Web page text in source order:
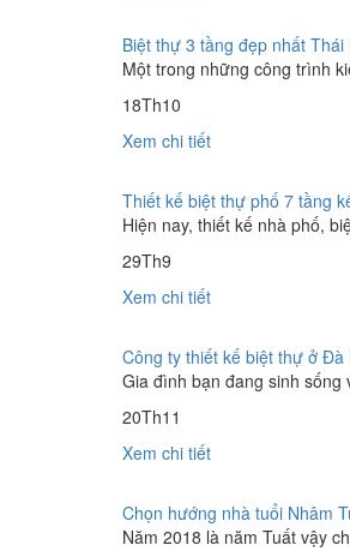
Biệt thự 3 tầng đẹp nhất
Một trong những công trình
18Th10
Xem chi tiết
Thiết kế biệt thự phố 7 tầng
Hiện nay, thiết kế nhà phố,
29Th9
Xem chi tiết
Công ty thiết kế biệt thự ở Đà
Gia đình bạn đang sinh
20Th11
Xem chi tiết
Chọn hướng nhà tuổi Nhâm
Năm 2018 là năm Tuất vậy